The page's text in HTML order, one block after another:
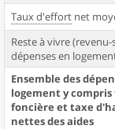
Taux d'effort net
Reste à vivre
dépenses en
Ensemble des
logement y compris
foncière et taxe
nettes des aides